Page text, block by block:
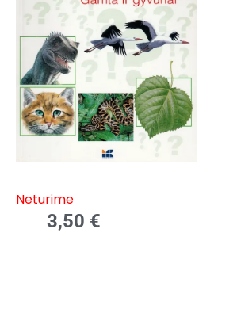
Neturime
3,50 €